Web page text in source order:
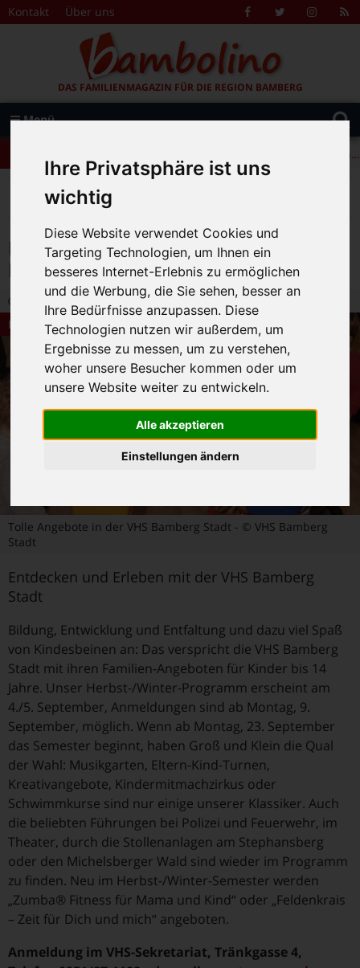
Ihre Privatsphäre ist uns
wichtig
Diese Website verwendet Cookies und
Targeting Technologien, um Ihnen ein
besseres Internet-Erlebnis zu ermöglichen
und die Werbung, die Sie sehen, besser an
Ihre Bedürfnisse anzupassen. Diese
Technologien nutzen wir außerdem, um
Ergebnisse zu messen, um zu verstehen,
woher unsere Besucher kommen oder um
unsere Website weiter zu entwickeln.
Alle akzeptieren
Einstellungen ändern
Zum Inhalt springen
Kontakt Über uns FacebookTwitter
DAS FAMILIENMAGAZIN FÜR DIE REGION BAMBERG
Menü
Suche
nach:
+++ Leolingo: Englischcamp mit Muttersprachlern – auch in Bamberg! +++
Bambolino > Themen
Entdecken und Erleben mit der VHS
Bamberg Stadt
30.07.2019 23:05 | Bambolino-Redaktion |
0
Freizeit
Tolle Angebote in der VHS Bamberg Stadt - © VHS Bamberg
Stadt
Entdecken und Erleben mit der VHS Bamberg
Stadt
Bildung, Entwicklung und Entfaltung und dazu viel Spaß
von Kindesbeinen an: Das verspricht die VHS Bamberg
Stadt mit ihren Familien-Angeboten für Kinder bis 14
Jahre. Unser Herbst-/Winter-Programm erscheint am
4./5. September, Anmeldungen sind ab Montag, 9.
September, möglich. Wenn ab Montag, 23. September
das Semester beginnt, haben Groß und Klein die Qual
der Wahl: Musikgarten, Eltern-Kind-Turnen,
Kreativangebote, Kindermitmachzirkus oder
Schwimmkurse sind nur einige unserer Klassiker. Auch
die beliebten Führungen bei Polizei und Feuerwehr, im
Theater, durch die Stollenanlagen am Stephansberg
oder den Michelsberger Wald sind wieder im Programm
zu finden. Neu im Herbst-/Winter-Semester werden
„Zumba® Fitness für Mama und Kind“ oder „Feldenkrais
– Zeit für Dich und mich“ angeboten.
Anmeldung im VHS-Sekretariat, Tränkgasse 4,